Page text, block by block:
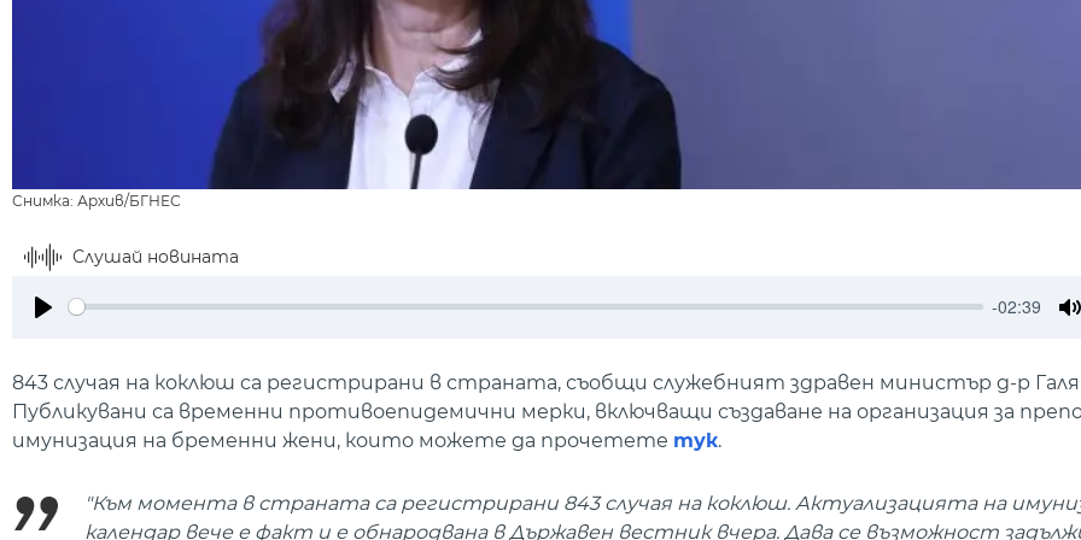
Снимка: Архив/БГНЕС
Слушай новината
-02:39
843 случая на коклюш са регистрирани в страната, съобщи служебният здравен министър д-р Галя
Публикувани са временни противоепидемични мерки, включващи създаване на организация за
имунизация на бременни жени, които можете да прочетете тук.
"Към момента в страната са регистрирани 843 случая на коклюш. Актуализацията на
календар вече е факт и е обнародвана в Държавен вестник вчера. Дава се възможност